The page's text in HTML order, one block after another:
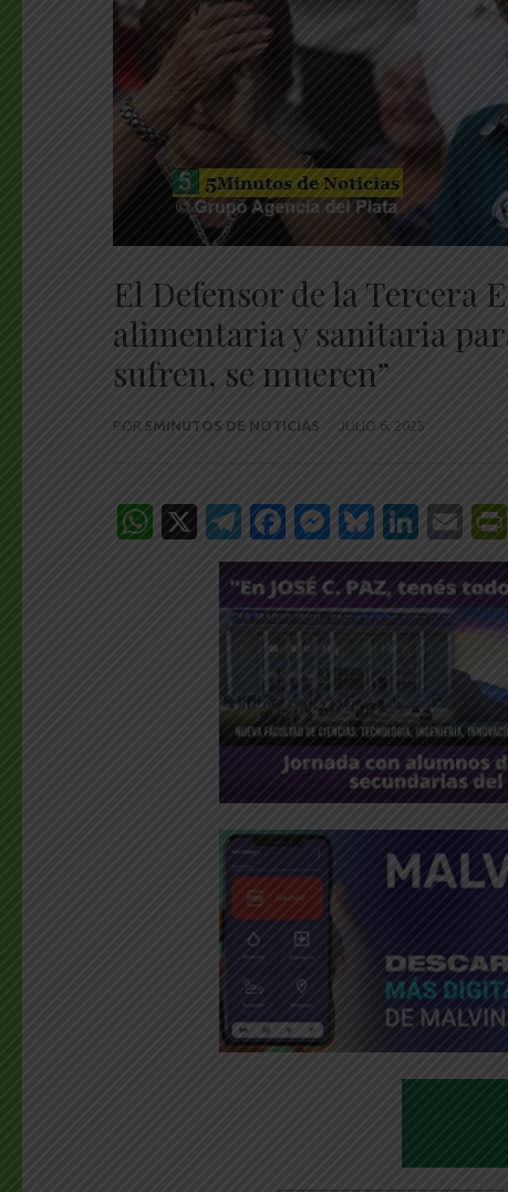
El Defensor de la Tercera
alimentaria y sanitaria
sufren, se mueren”
POR 5MINUTOS DE NOTICIAS JULIO 6, 2025
WhatsApp
X Telegram
Facebook
Messenger
Bluesky